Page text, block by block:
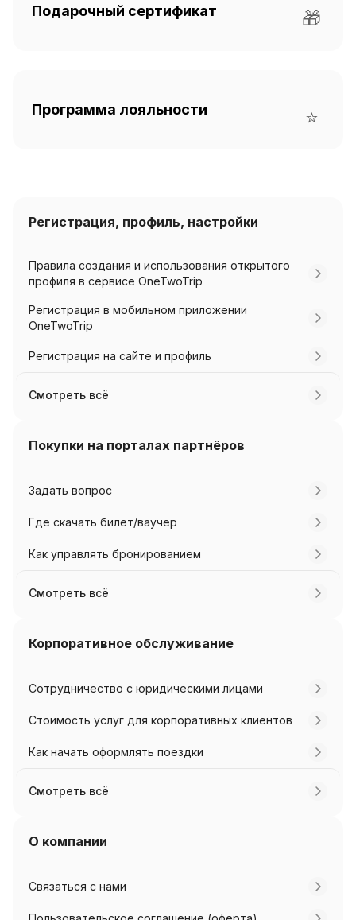
Подарочный сертификат 🎁
Программа лояльности ⭐
Регистрация, профиль, настройки
Правила создания и использования открытого
профиля в сервисе OneTwoTrip
Регистрация в мобильном приложении
OneTwoTrip
Регистрация на сайте и профиль
Смотреть всё
Покупки на порталах партнёров
Задать вопрос
Где скачать билет/ваучер
Как управлять бронированием
Смотреть всё
Корпоративное обслуживание
Сотрудничество с юридическими лицами
Стоимость услуг для корпоративных клиентов
Как начать оформлять поездки
Смотреть всё
О компании
Связаться с нами